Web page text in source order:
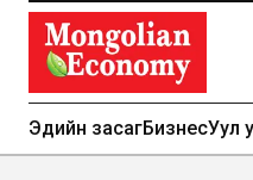
Эдийн засагБизнесУул